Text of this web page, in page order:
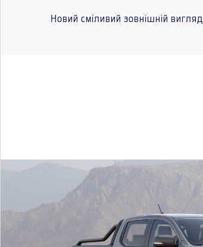
Новий сміливий зовнішній